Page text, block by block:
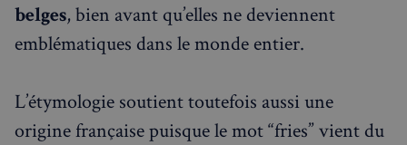
belges, bien avant qu’elles ne deviennent
emblématiques dans le monde entier.
L’étymologie soutient toutefois aussi une
origine française puisque le mot “fries” vient du